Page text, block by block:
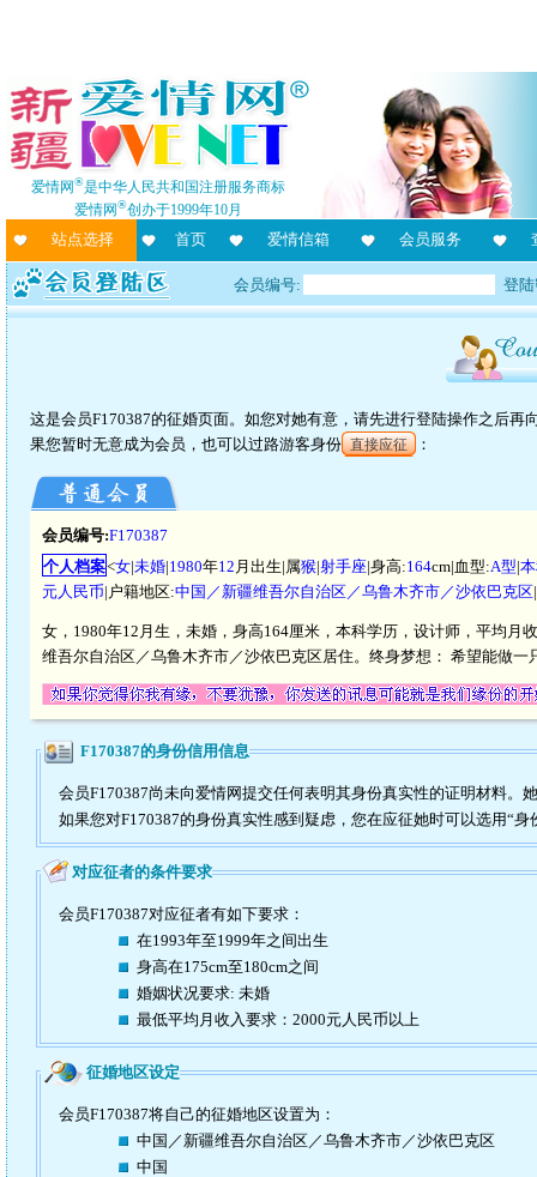
爱情网®是中华人民共和国注册服务商标
爱情网®创办于1999年10月
站点选择 首页 爱情信箱 会员服务
会员编号: 登
这是会员F170387的征婚页面。如您对她有意，请先进行登陆操作之后
果您暂时无意成为会员，也可以过路游客身份 直接应征 ：
会员编号:F170387
个人档案<女|未婚|1980年12 月出生|属猴|射手座|身高:164cm|血型:A型|
元人民币|户籍地区:中国／新疆维吾尔自治区／乌鲁木齐市／沙依巴克区
女，1980年12月生，未婚，身高164厘米，本科学历，设计师，平均月
维吾尔自治区／乌鲁木齐市／沙依巴克区居住。终身梦想： 希望能做
F170387的身份信用信息
会员F170387尚未向爱情网提交任何表明其身份真实性的证明材料。
如果您对F170387的身份真实性感到疑虑，您在应征她时可以选用“身
对应征者的条件要求
会员F170387对应征者有如下要求：
在1993年至1999年之间出生
身高在175cm至180cm之间
婚姻状况要求: 未婚
最低平均月收入要求：2000元人民币以上
征婚地区设定
会员F170387将自己的征婚地区设置为：
中国／新疆维吾尔自治区／乌鲁木齐市／沙依巴克区
中国